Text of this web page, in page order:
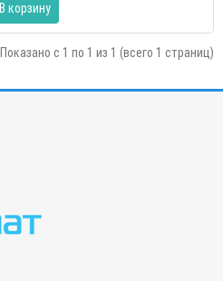
В корзину
Показано с 1 по 1 из 1 (всего 1 страниц)